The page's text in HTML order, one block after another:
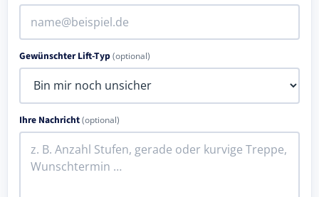
Gewünschter Lift-Typ(optional)
Ihre Nachricht(optional)